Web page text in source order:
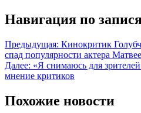
Навигация по
Предыдущая: Кинокритик
спад популярности актера
Далее: «Я снимаюсь для
мнение критиков
Похожие новости